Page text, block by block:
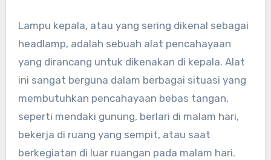
Lampu kepala, atau yang sering dikenal sebagai
headlamp, adalah sebuah alat pencahayaan
yang dirancang untuk dikenakan di kepala. Alat
ini sangat berguna dalam berbagai situasi yang
membutuhkan pencahayaan bebas tangan,
seperti mendaki gunung, berlari di malam hari,
bekerja di ruang yang sempit, atau saat
berkegiatan di luar ruangan pada malam hari.